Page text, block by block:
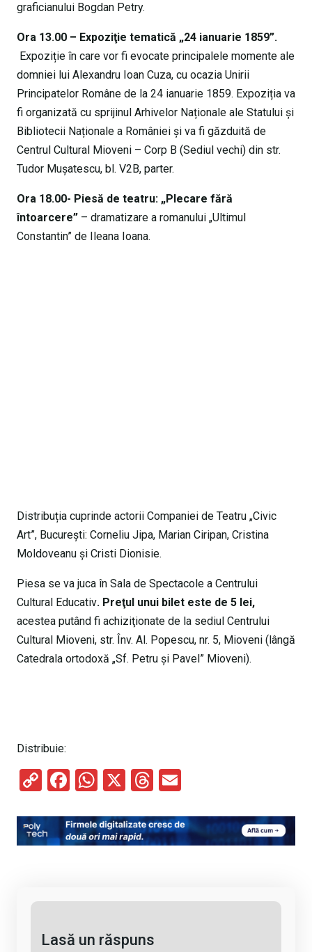
graficianului Bogdan Petry.
Ora 13.00 – Expoziţie tematică „24 ianuarie 1859”.
Expoziție în care vor fi evocate principalele momente ale
domniei lui Alexandru Ioan Cuza, cu ocazia Unirii
Principatelor Române de la 24 ianuarie 1859. Expoziția va
fi organizată cu sprijinul Arhivelor Naționale ale Statului și
Bibliotecii Naționale a României și va fi găzduită de
Centrul Cultural Mioveni – Corp B (Sediul vechi) din str.
Tudor Muşatescu, bl. V2B, parter.
Ora 18.00- Piesă de teatru: „Plecare fără
întoarcere” – dramatizare a romanului „Ultimul
Constantin” de Ileana Ioana.
Distribuția cuprinde actorii Companiei de Teatru „Civic
Art”, Bucureşti: Corneliu Jipa, Marian Ciripan, Cristina
Moldoveanu şi Cristi Dionisie.
Piesa se va juca în Sala de Spectacole a Centrului
Cultural Educativ. Preţul unui bilet este de 5 lei,
acestea putând fi achiziţionate de la sediul Centrului
Cultural Mioveni, str. Înv. Al. Popescu, nr. 5, Mioveni (lângă
Catedrala ortodoxă „Sf. Petru şi Pavel” Mioveni).
Distribuie:
C
py
Li
F
ce
b
W
at
s
X
T
e
a
ail
Lasă un răspuns